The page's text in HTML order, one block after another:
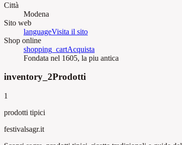
Città
Modena
Sito web
languageVisita il sito
Shop online
shopping_cartAcquista
Fondata nel 1605, la piu antica
inventory_2Prodotti
1
prodotti tipici
festivalsagr.it